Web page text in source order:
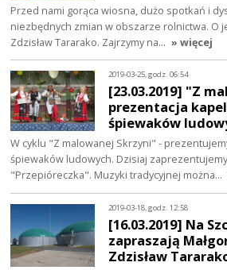
Przed nami gorąca wiosna, dużo spotkań i
niezbędnych zmian w obszarze rolnictwa. O
Zdzisław Tararako. Zajrzymy na… » więcej
2019-03-25, godz. 06:54
[23.03.2019] "Z
prezentacja
śpiewaków
W cyklu "Z malowanej Skrzyni" -
śpiewaków ludowych. Dzisiaj
"Przepióreczka". Muzyki tradycyjnej można…
2019-03-18, godz. 12:58
[16.03.2019] Na
zapraszają
Zdzisław